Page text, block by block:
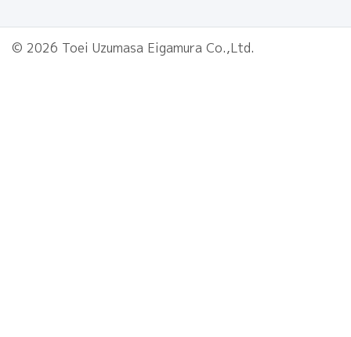
© 2026 Toei Uzumasa Eigamura Co.,Ltd.